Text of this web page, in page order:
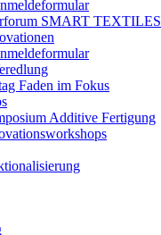
SMART TEXTILES
Faden im Fokus
Additive Fertigung